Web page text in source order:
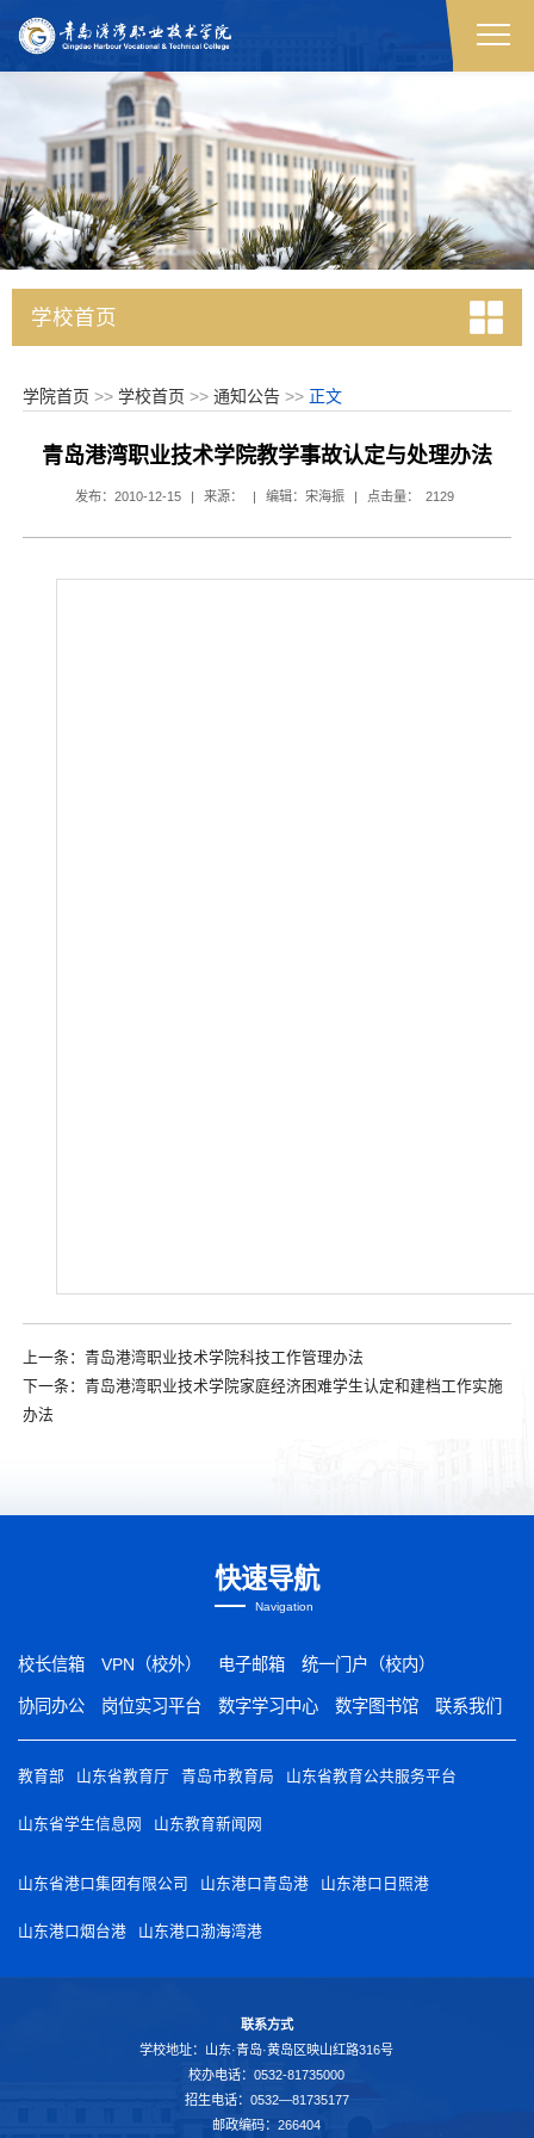
学校首页
学院首页 >> 学校首页 >> 通知公告>> 正文
青岛港湾职业技术学院教学事故认定与处理办法
发布：2010-12-15 | 来源： | 编辑：宋海振 | 点击量： 2129
上一条： 青岛港湾职业技术学院科技工作管理办法
下一条： 青岛港湾职业技术学院家庭经济困难学生认定和建档工作实施
办法
快速导航
Navigation
校长信箱 VPN（校外） 电子邮箱 统一门户（校内）
协同办公 岗位实习平台 数字学习中心 数字图书馆 联系我们
教育部 山东省教育厅 青岛市教育局 山东省教育公共服务平台
山东省学生信息网 山东教育新闻网
山东省港口集团有限公司 山东港口青岛港 山东港口日照港
山东港口烟台港 山东港口渤海湾港
联系方式
学校地址：山东·青岛·黄岛区映山红路316号
校办电话：0532-81735000
招生电话：0532—81735177
邮政编码：266404